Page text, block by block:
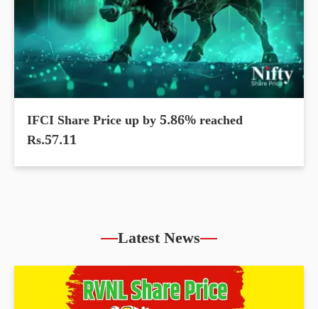
IFCI Share Price up by 5.86% reached
Rs.57.11
Latest News